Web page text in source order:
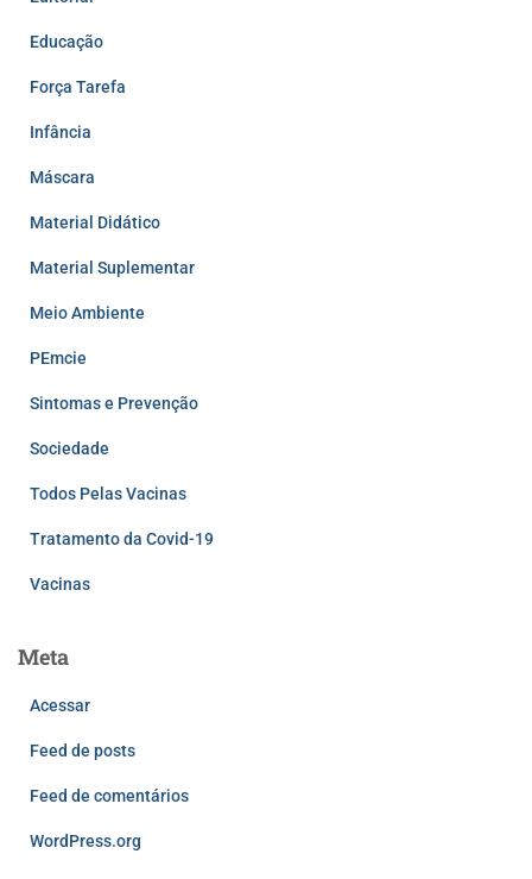
Educação
Força Tarefa
Infância
Máscara
Material Didático
Material Suplementar
Meio Ambiente
PEmcie
Sintomas e Prevenção
Sociedade
Todos Pelas Vacinas
Tratamento da Covid-19
Vacinas
Meta
Acessar
Feed de posts
Feed de comentários
WordPress.org